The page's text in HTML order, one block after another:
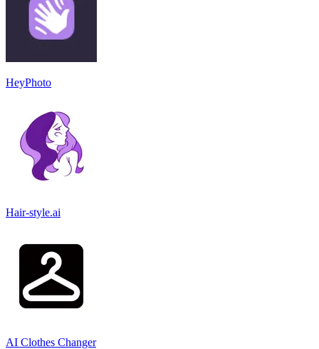
HeyPhoto
Hair-style.ai
AI Clothes Changer